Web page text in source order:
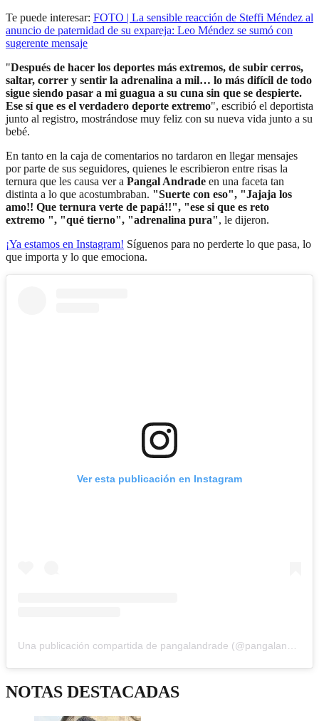
Te puede interesar: FOTO | La sensible reacción de Steffi Méndez al
anuncio de paternidad de su expareja: Leo Méndez se sumó con
sugerente mensaje
"Después de hacer los deportes más extremos, de subir cerros,
saltar, correr y sentir la adrenalina a mil… lo más difícil de todo
sigue siendo pasar a mi guagua a su cuna sin que se despierte.
Ese sí que es el verdadero deporte extremo", escribió el deportista
junto al registro, mostrándose muy feliz con su nueva vida junto a su
bebé.
En tanto en la caja de comentarios no tardaron en llegar mensajes
por parte de sus seguidores, quienes le escribieron entre risas la
ternura que les causa ver a Pangal Andrade en una faceta tan
distinta a lo que acostumbraban. "Suerte con eso", "Jajaja los
amo!! Que ternura verte de papá!!", "ese si que es reto
extremo ", "qué tierno", "adrenalina pura", le dijeron.
¡Ya estamos en Instagram! Síguenos para no perderte lo que pasa, lo
que importa y lo que emociona.
Ver esta publicación en Instagram
NOTAS DESTACADAS